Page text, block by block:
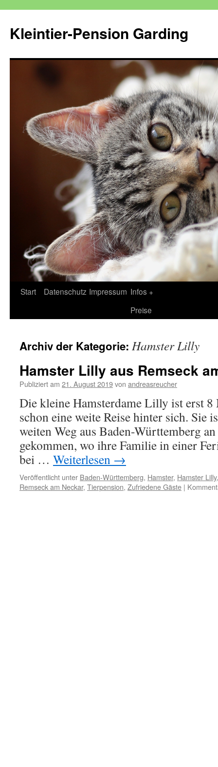
Kleintier-Pension Garding
Zum
Start Datenschutz Impressum Infos +
Preise
Archiv der Kategorie: Hamster Lilly
Hamster Lilly aus Remseck
Publiziert am 21. August 2019von andreasreucher
Die kleine Hamsterdame Lilly ist erst 8
schon eine weite Reise hinter sich. Sie
weiten Weg aus Baden-Württemberg
gekommen, wo ihre Familie in einer
bei … Weiterlesen →
Veröffentlicht unter Baden-Württemberg, Hamster, Hamster Lilly
Remseck am Neckar, Tierpension, Zufriedene Gäste |